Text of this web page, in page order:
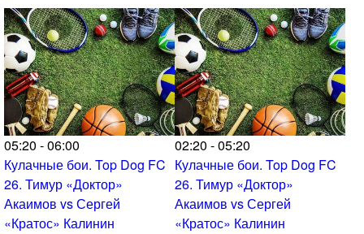
05:20 - 06:00
Кулачные бои. Top Dog FC
26. Тимур «Доктор»
Акаимов vs Сергей
«Кратос» Калинин
02:20 - 05:20
Кулачные бои. Top Dog FC
26. Тимур «Доктор»
Акаимов vs Сергей
«Кратос» Калинин